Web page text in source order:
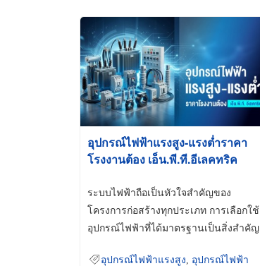
อุปกรณ์ไฟฟ้าแรงสูง-แรงต่ำราคา
โรงงานต้อง เอ็น.พี.ที.อีเลคทริค
ระบบไฟฟ้าถือเป็นหัวใจสำคัญของ
โครงการก่อสร้างทุกประเภท การเลือกใช้
อุปกรณ์ไฟฟ้าที่ได้มาตรฐานเป็นสิ่งสำคัญ
อุปกรณ์ไฟฟ้าแรงสูง
อุปกรณ์ไฟฟ้า